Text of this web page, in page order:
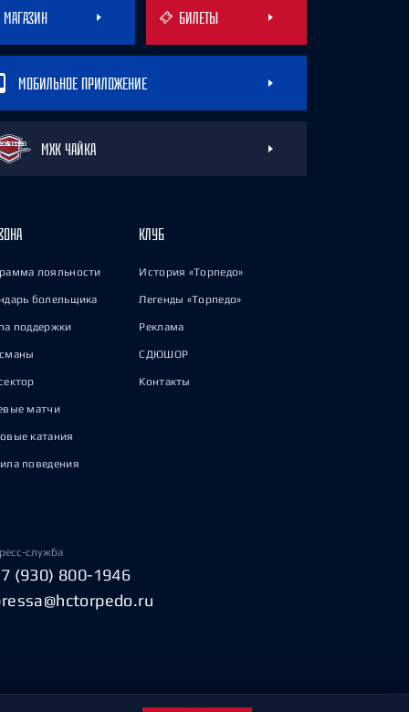
МАГАЗИН БИЛЕТЫ
МОБИЛЬНОЕ ПРИЛОЖЕНИЕ
МХК ЧАЙКА
лояльности
болельщика
поддержки
матчи
катания
поведения
КЛУБ
История «Торпедо»
Легенды «Торпедо»
Реклама
СДЮШОР
Контакты
служба
(930) 800-1946